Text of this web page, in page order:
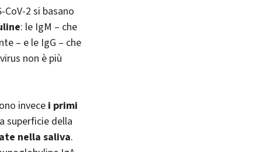
2 si basano
: le IgM – che
– e le IgG – che
non è più
invece i primi
superficie della
nella saliva.